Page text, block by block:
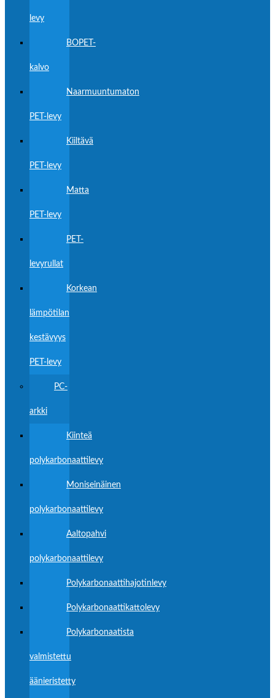
levy
BOPET-
kalvo
Naarmuuntumaton
PET-levy
Kiiltävä
PET-levy
Matta
PET-levy
PET-
levyrullat
Korkean
lämpötilan
kestävyys
PET-levy
PC-
arkki
Kiinteä
polykarbonaattilevy
Moniseinäinen
polykarbonaattilevy
Aaltopahvi
polykarbonaattilevy
Polykarbonaattihajotinlevy
Polykarbonaattikattolevy
Polykarbonaatista
valmistettu
äänieristetty